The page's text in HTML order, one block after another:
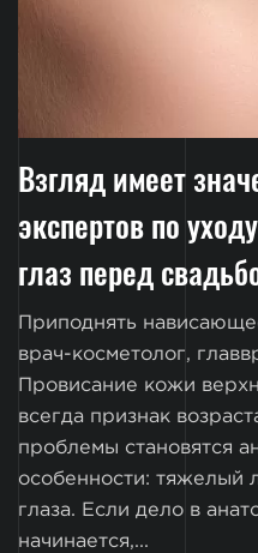
Взгляд имеет
экспертов по
глаз перед
Приподнять
врач-косметолог,
Провисание кожи
всегда признак
проблемы становятся
особенности: тяжелый
глаза. Если дело в
начинается,...